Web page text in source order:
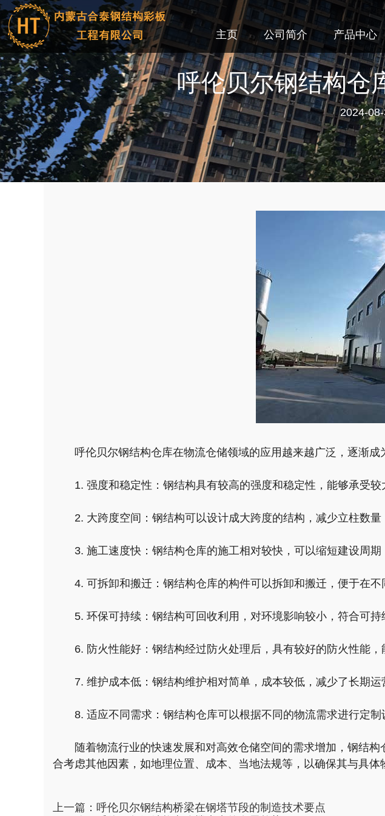
主页 公司简介 产品中心
呼伦贝尔钢结构仓
2024-
呼伦贝尔钢结构仓库在物流仓储领域的应用越来越广泛，逐渐成
1. 强度和稳定性：钢结构具有较高的强度和稳定性，能够承受较
2. 大跨度空间：钢结构可以设计成大跨度的结构，减少立柱数
3. 施工速度快：钢结构仓库的施工相对较快，可以缩短建设周期
4. 可拆卸和搬迁：钢结构仓库的构件可以拆卸和搬迁，便于在
5. 环保可持续：钢结构可回收利用，对环境影响较小，符合可持
6. 防火性能好：钢结构经过防火处理后，具有较好的防火性能，
7. 维护成本低：钢结构维护相对简单，成本较低，减少了长期运
8. 适应不同需求：钢结构仓库可以根据不同的物流需求进行定制
随着物流行业的快速发展和对高效仓储空间的需求增加，钢结
合考虑其他因素，如地理位置、成本、当地法规等，以确保其与具体
上一篇： 呼伦贝尔钢结构桥梁在钢塔节段的制造技术要点